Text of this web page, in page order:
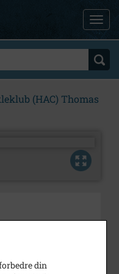
(HAC) Thomas
din